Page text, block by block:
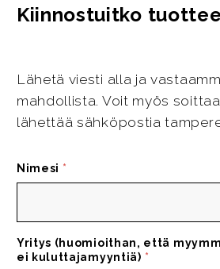
Kiinnostuitko
Lähetä viesti alla ja
mahdollista. Voit myös
lähettää sähköpostia
Nimesi *
Yritys (huomioithan, että
ei kuluttajamyyntiä) *